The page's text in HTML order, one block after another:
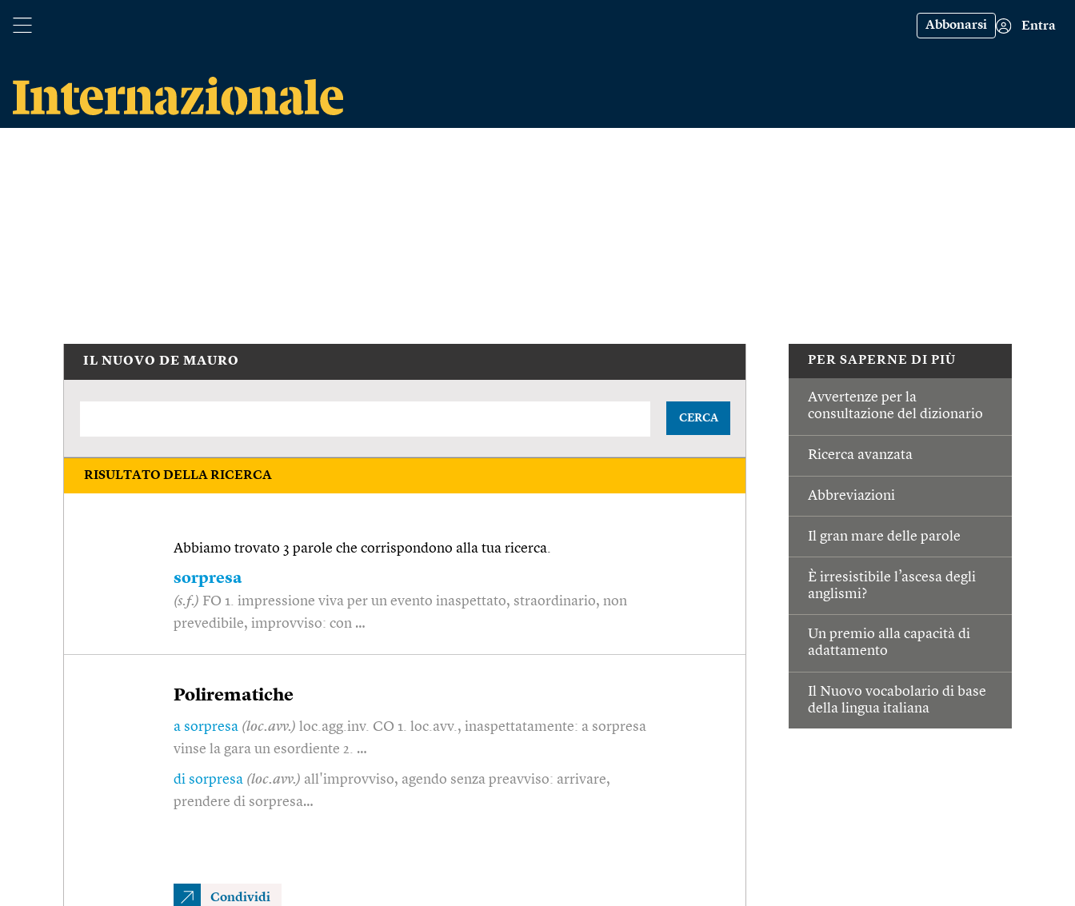
Abbonarsi Entra
PER SAPERNE DI PIÙ
Avvertenze per la
consultazione del dizionario
Ricerca avanzata
Abbreviazioni
Il gran mare delle parole
È irresistibile l’ascesa degli
anglismi?
Un premio alla capacità di
adattamento
Il Nuovo vocabolario di base
della lingua italiana
IL NUOVO DE MAURO
CERCA
RISULTATO DELLA RICERCA
Abbiamo trovato 3 parole che corrispondono alla tua ricerca.
sorpresa
(s.f.) FO 1. impressione viva per un evento inaspettato, straordinario, non
prevedibile, improvviso: con …
Polirematiche
a sorpresa (loc.avv.) loc.agg.inv. CO 1. loc.avv., inaspettatamente: a sorpresa
vinse la gara un esordiente 2. …
di sorpresa (loc.avv.) all'improvviso, agendo senza preavviso: arrivare,
prendere di sorpresa…
Condividi